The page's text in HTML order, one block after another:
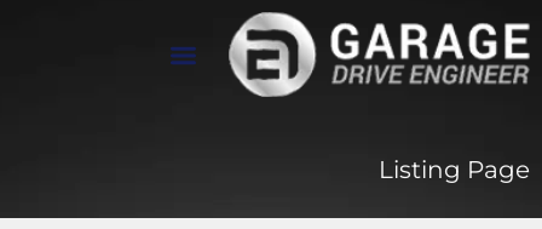
Listing Page